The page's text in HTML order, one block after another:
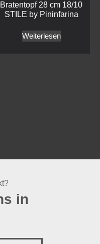
Bratentopf 28 cm 18/10
STILE by Pininfarina
Weiterlesen
in